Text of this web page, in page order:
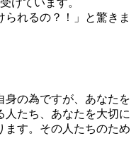
けています。
れるの？！」と驚きま
身の為ですが、あなたを
人たち、あなたを大切に
ます。その人たちのため